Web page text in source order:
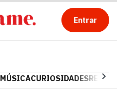
Entrar
MÚSICACURIOSIDADES